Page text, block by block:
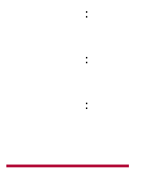
:
:
: